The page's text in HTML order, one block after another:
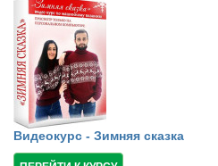
Видеокурс - Зимняя сказка